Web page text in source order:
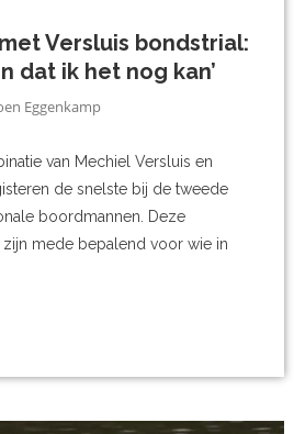
Versluis bondstrial:
dat ik het nog kan’
Eggenkamp
van Mechiel Versluis en
de snelste bij de tweede
boordmannen. Deze
mede bepalend voor wie in